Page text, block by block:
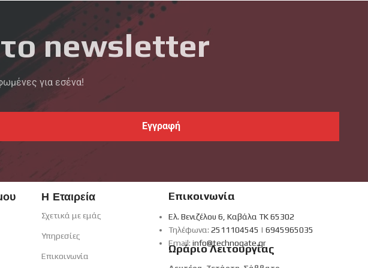
newsletter
για εσένα!
Η Εταιρεία
Σχετικά με εμάς
Υπηρεσίες
Επικοινωνία
Επικοινωνία
Ελ. Βενιζέλου 6, Καβάλα ΤΚ 65302
Τηλέφωνα: 2511104545 | 6945965035
Email: info@technogate.gr
Ωράριο Λειτουργίας